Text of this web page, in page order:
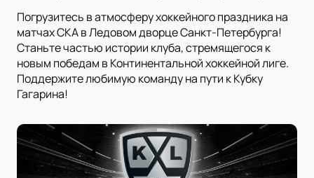
Погрузитесь в атмосферу хоккейного праздника на
матчах СКА в Ледовом дворце Санкт-Петербурга!
Станьте частью истории клуба, стремящегося к
новым победам в Континентальной хоккейной лиге.
Поддержите любимую команду на пути к Кубку
Гагарина!